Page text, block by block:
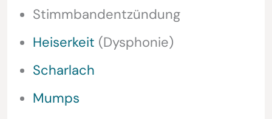
Stimmbandentzündung
Heiserkeit (Dysphonie)
Scharlach
Mumps